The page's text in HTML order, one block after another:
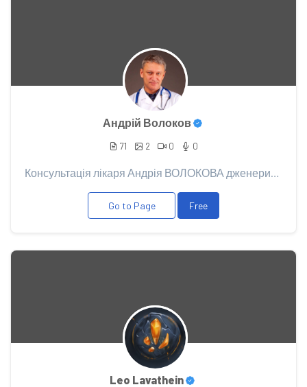
Андрій Волоков
71 2 0 0
Go to Page Free
Leo Lavathein